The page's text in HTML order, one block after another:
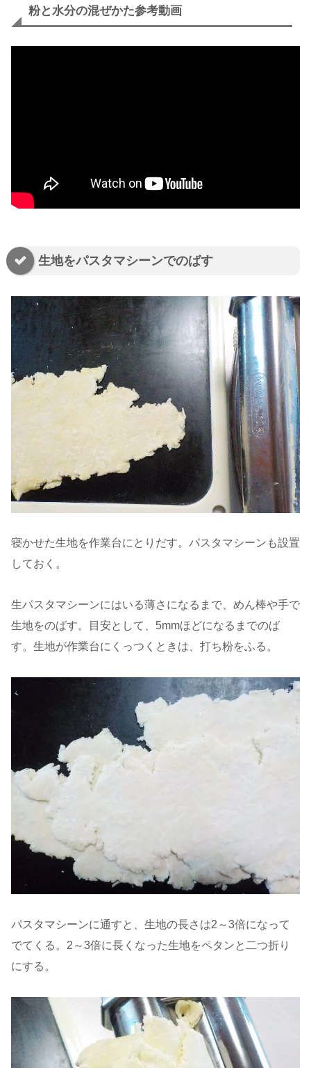
粉と水分の混ぜかた参考動画
生地をパスタマシーンでのばす
寝かせた生地を作業台にとりだす。パスタマシーンも設置
しておく。
生パスタマシーンにはいる薄さになるまで、めん棒や手で
生地をのばす。目安として、5mmほどになるまでのば
す。生地が作業台にくっつくときは、打ち粉をふる。
パスタマシーンに通すと、生地の長さは2～3倍になって
でてくる。2～3倍に長くなった生地をペタンと二つ折り
にする。